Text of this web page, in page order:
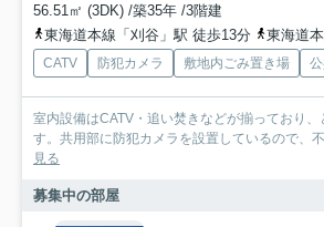
56.51㎡ (3DK) /築35年 /3階建
東海道本線「刈谷」駅 徒歩13分
東海道本
CATV 防犯カメラ 敷地内ごみ置き場
室内設備はCATV・追い焚きなどが揃っており、
す。共用部に防犯カメラを設置しているので、
見る
募集中の部屋